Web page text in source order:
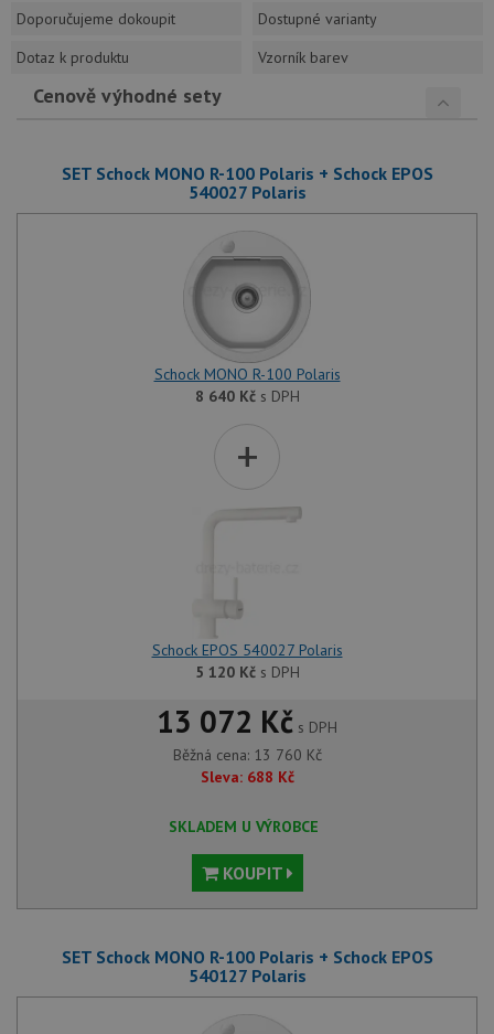
Doporučujeme dokoupit
Dostupné varianty
Dotaz k produktu
Vzorník barev
Cenově výhodné sety
SET Schock MONO R-100 Polaris + Schock EPOS
540027 Polaris
Schock MONO R-100 Polaris
8 640 Kčs DPH
+
Schock EPOS 540027 Polaris
5 120 Kčs DPH
13 072 Kč s DPH
Běžná cena: 13 760 Kč
Sleva: 688 Kč
SKLADEM U VÝROBCE
KOUPIT
SET Schock MONO R-100 Polaris + Schock EPOS
540127 Polaris